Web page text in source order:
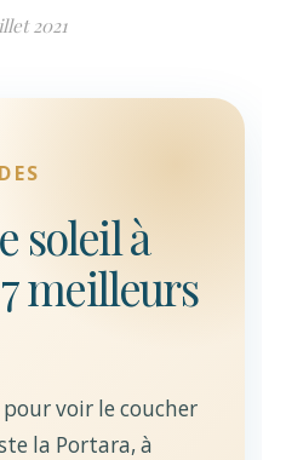
2021
soleil à
meilleurs
voir le coucher
la Portara, à